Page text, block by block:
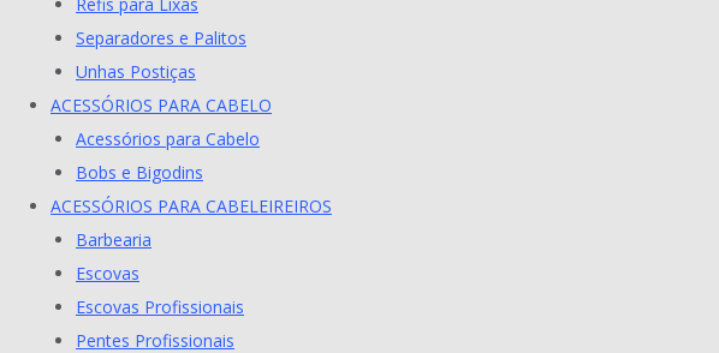
Separadores e Palitos
Unhas Postiças
ACESSÓRIOS PARA CABELO
Acessórios para Cabelo
Bobs e Bigodins
ACESSÓRIOS PARA CABELEIREIROS
Barbearia
Escovas
Escovas Profissionais
Pentes Profissionais